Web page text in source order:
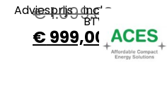
Adviesprijs
€1.099,00
€ 999,00
incl.
BTW